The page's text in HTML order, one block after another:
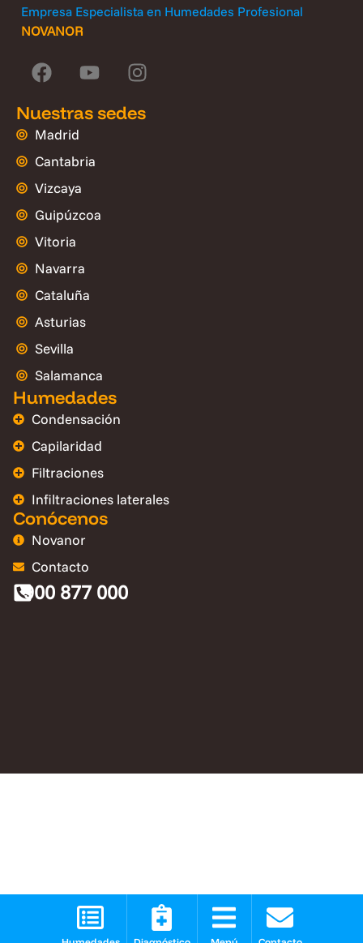
Empresa Especialista en Humedades Profesional
NOVANOR
Nuestras sedes
Madrid
Cantabria
Vizcaya
Guipúzcoa
Vitoria
Navarra
Cataluña
Asturias
Sevilla
Salamanca
Humedades
Condensación
Capilaridad
Filtraciones
Infiltraciones laterales
Conócenos
Novanor
Contacto
900 877 000